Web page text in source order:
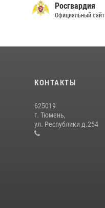
Росгвардия
Официальный сайт
КОНТАКТЫ
625019
г. Тюмень,
ул. Республики д.254